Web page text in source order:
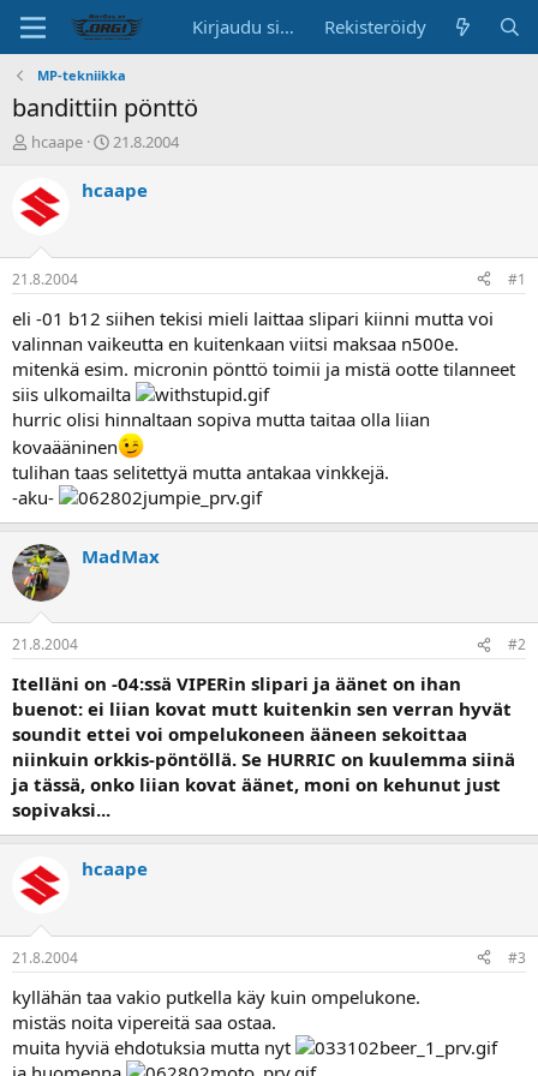
Kirjaudu sisään Rekisteröidy
MP-tekniikka
bandittiin pönttö
K
k
u
s
t
e
u
n
a
l
o
i
t
t
a
j
a
hcaape
A
o
p
ä
i
v
ä
21.8.2004
hcaape
21.8.2004 #1
eli -01 b12 siihen tekisi mieli laittaa slipari kiinni mutta voi
valinnan vaikeutta en kuitenkaan viitsi maksaa n500e.
mitenkä esim. micronin pönttö toimii ja mistä ootte tilanneet
siis ulkomailta
hurric olisi hinnaltaan sopiva mutta taitaa olla liian
kovaääninen
tulihan taas selitettyä mutta antakaa vinkkejä.
-aku-
MadMax
21.8.2004 #2
Itelläni on -04:ssä VIPERin slipari ja äänet on ihan
buenot: ei liian kovat mutt kuitenkin sen verran hyvät
soundit ettei voi ompelukoneen ääneen sekoittaa
niinkuin orkkis-pöntöllä. Se HURRIC on kuulemma siinä
ja tässä, onko liian kovat äänet, moni on kehunut just
sopivaksi...
hcaape
21.8.2004 #3
kyllähän taa vakio putkella käy kuin ompelukone.
mistäs noita vipereitä saa ostaa.
muita hyviä ehdotuksia mutta nyt